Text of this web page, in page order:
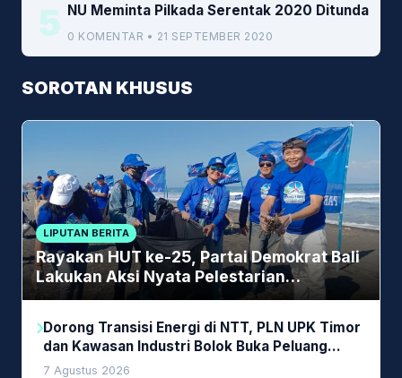
5 NU Meminta Pilkada Serentak 2020 Ditunda
0 KOMENTAR • 21 SEPTEMBER 2020
SOROTAN KHUSUS
LIPUTAN BERITA
Rayakan HUT ke-25, Partai Demokrat Bali
Lakukan Aksi Nyata Pelestarian
Lingkungan
Dorong Transisi Energi di NTT, PLN UPK Timor
dan Kawasan Industri Bolok Buka Peluang
Investasi Woodchip untuk Cofiring PLTU Bolok
7 Agustus 2026